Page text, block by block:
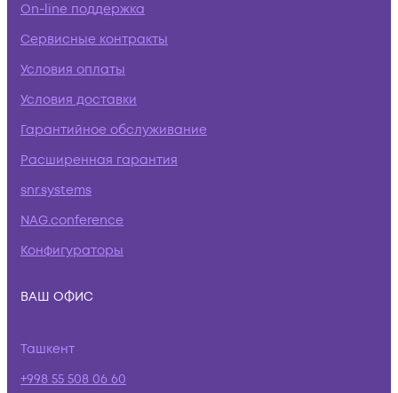
On-line поддержка
Сервисные контракты
Условия оплаты
Условия доставки
Гарантийное обслуживание
Расширенная гарантия
snr.systems
NAG.conference
Конфигураторы
ВАШ ОФИС
Ташкент
+998 55 508 06 60